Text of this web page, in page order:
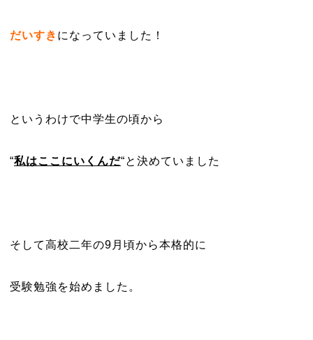
だいすき になっていました！
というわけで中学生の頃から
“私はここにいくんだ“と決めていました
そして高校二年の9 月頃から本格的に
受験勉強を始めました。